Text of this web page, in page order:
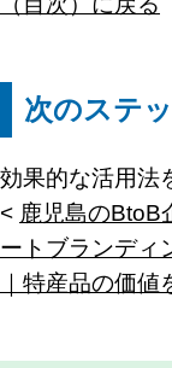
次のステ
効果的な活用法
< 鹿児島のBtoB
ートブランディ
｜特産品の価